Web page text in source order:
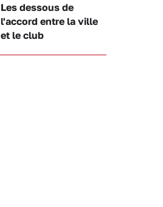
Les dessous de
l'accord entre la ville
et le club